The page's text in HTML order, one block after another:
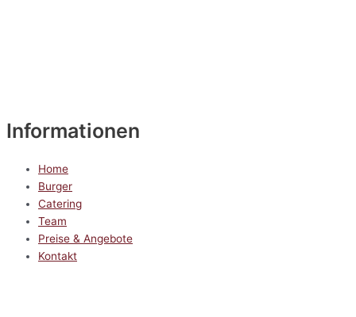
Informationen
Home
Burger
Catering
Team
Preise & Angebote
Kontakt